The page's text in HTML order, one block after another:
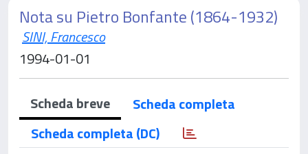
Nota su Pietro Bonfante (1864-1932)
SINI, Francesco
1994-01-01
Scheda breve
Scheda completa
Scheda completa (DC)